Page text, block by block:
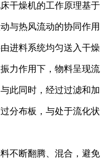
干燥机的工作原理基于
与热风流动的协同作用
进料系统均匀送入干燥
力作用下，物料呈现流
此同时，经过过滤和加
分布板，与处于流化状
不断翻腾、混合，避免